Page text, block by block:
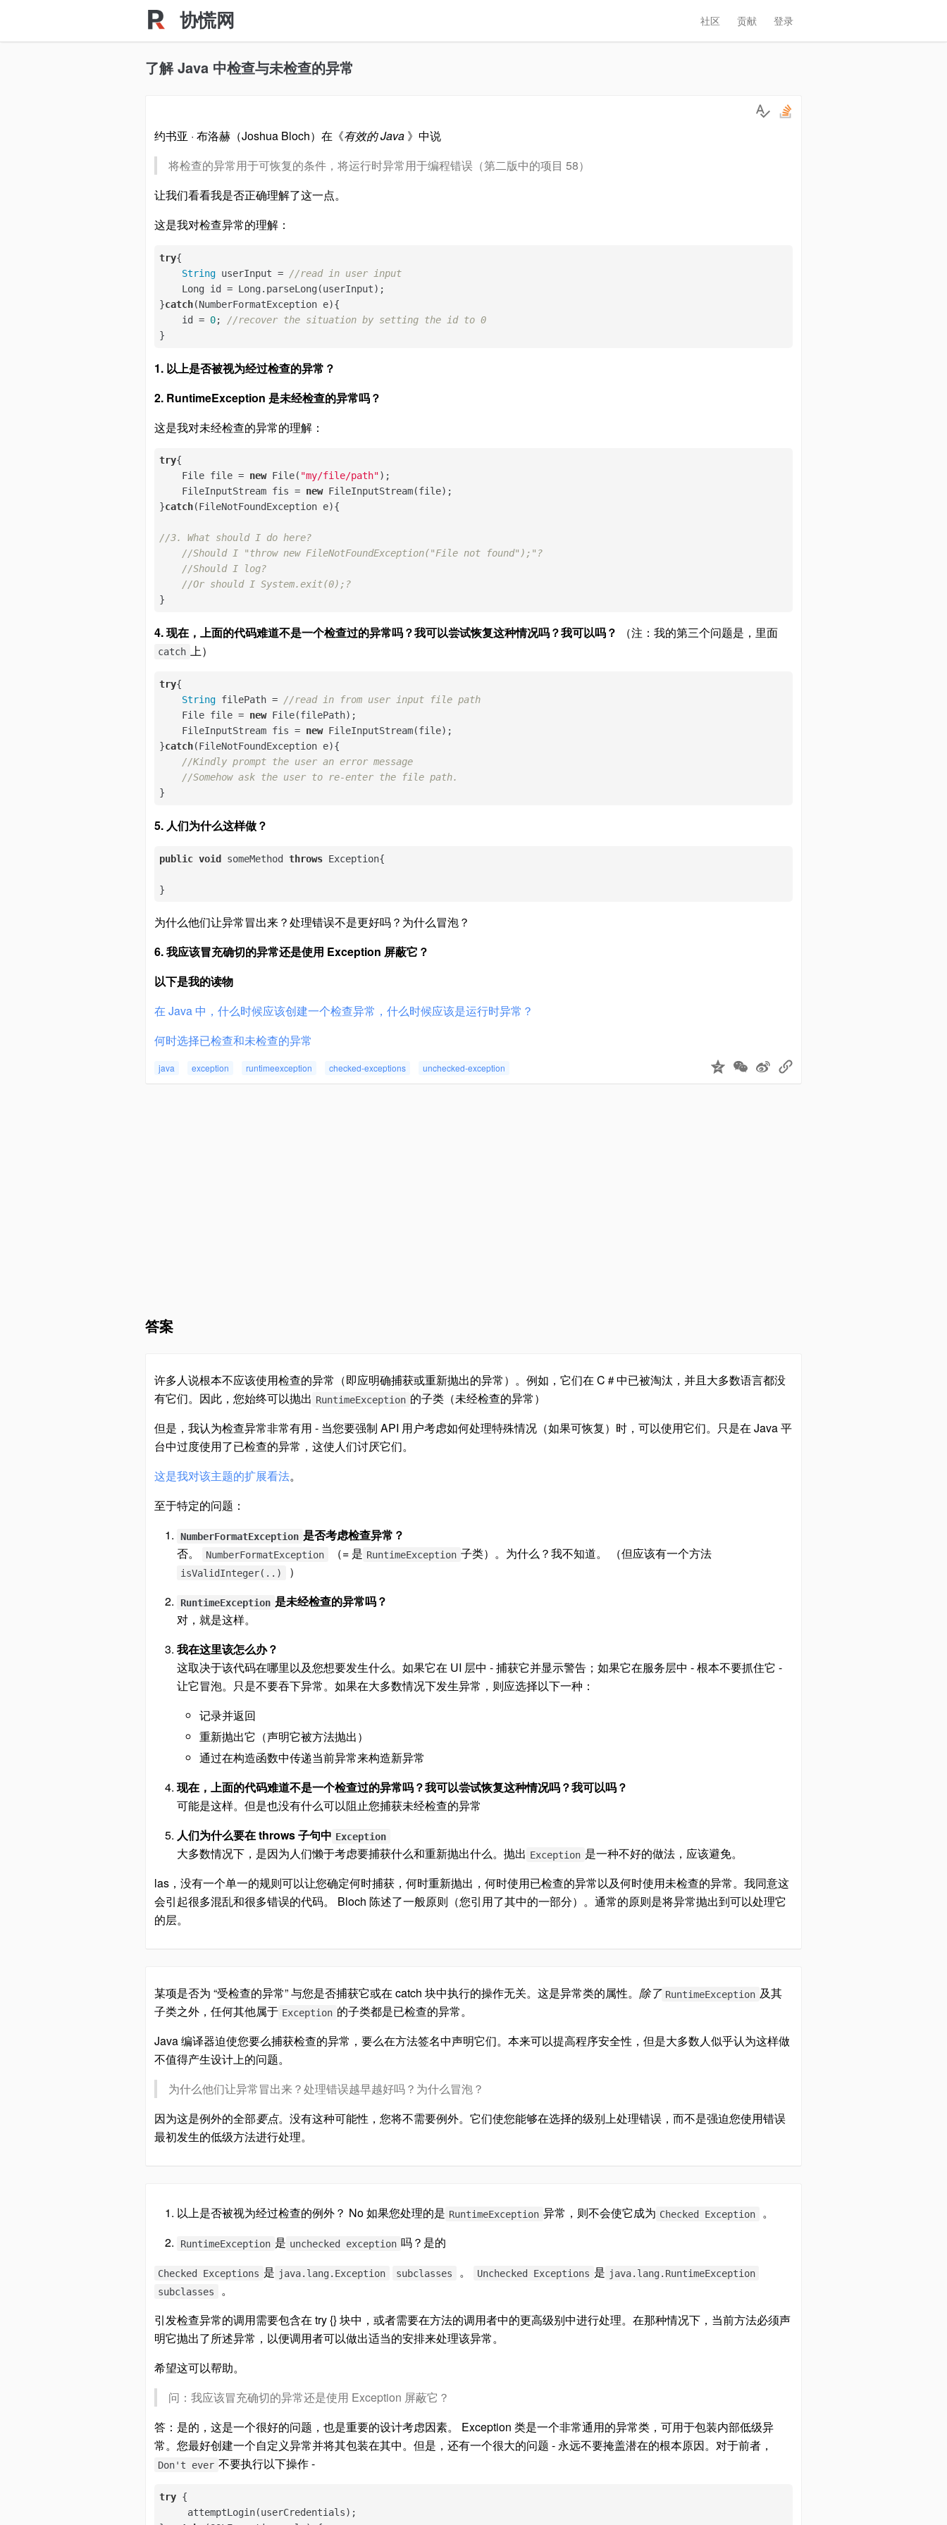
协慌网 登录
贡献
社区
了解 Java 中检查与未检查的异常
约书亚 · 布洛赫（Joshua Bloch）在《有效的 Java 》中说
将检查的异常用于可恢复的条件，将运行时异常用于编程错误（第二版中的项目 58）
让我们看看我是否正确理解了这一点。
这是我对检查异常的理解：
try{
String userInput =
//read in user input
    Long id = Long.parseLong(userInput);
}catch(NumberFormatException e){
    id =
0;
//recover the situation by setting the id to 0
}
1. 以上是否被视为经过检查的异常？
2. RuntimeException 是未经检查的异常吗？
这是我对未经检查的异常的理解：
try{
    File file =
new File( "my/file/path");
    FileInputStream fis =
new FileInputStream(file);
}catch(FileNotFoundException e){
//3. What should I do here?
//Should I "throw new FileNotFoundException("File not found");"?
//Should I log?
//Or should I System.exit(0);?
}
4. 现在，上面的代码难道不是一个检查过的异常吗？我可以尝试恢复这种情况吗？我可以吗？ （注：我的第三个问题是，里面
catch 上）
try{
String filePath =
//read in from user input file path
    File file =
new File(filePath);
    FileInputStream fis =
new FileInputStream(file);
}catch(FileNotFoundException e){
//Kindly prompt the user an error message
//Somehow ask the user to re-enter the file path.
}
5. 人们为什么这样做？
public void someMethod throws Exception{
}
为什么他们让异常冒出来？处理错误不是更好吗？为什么冒泡？
6. 我应该冒充确切的异常还是使用 Exception 屏蔽它？
以下是我的读物
在 Java 中，什么时候应该创建一个检查异常，什么时候应该是运行时异常？
何时选择已检查和未检查的异常
java exception runtimeexception checked-exceptions unchecked-exception
答案
许多人说根本不应该使用检查的异常（即应明确捕获或重新抛出的异常）。例如，它们在 C＃中已被淘汰，并且大多数语言都没
有它们。因此，您始终可以抛出 RuntimeException 的子类（未经检查的异常）
但是，我认为检查异常非常有用 - 当您要强制 API 用户考虑如何处理特殊情况（如果可恢复）时，可以使用它们。只是在 Java 平
台中过度使用了已检查的异常，这使人们讨厌它们。
这是我对该主题的扩展看法。
至于特定的问题：
NumberFormatException 是否考虑检查异常？
否。
NumberFormatException （= 是 RuntimeException 子类）。为什么？我不知道。 （但应该有一个方法
isValidInteger(..) ）
RuntimeException 是未经检查的异常吗？
对，就是这样。
我在这里该怎么办？
这取决于该代码在哪里以及您想要发生什么。如果它在 UI 层中 - 捕获它并显示警告；如果它在服务层中 - 根本不要抓住它 -
让它冒泡。只是不要吞下异常。如果在大多数情况下发生异常，则应选择以下一种：
记录并返回
重新抛出它（声明它被方法抛出）
通过在构造函数中传递当前异常来构造新异常
现在，上面的代码难道不是一个检查过的异常吗？我可以尝试恢复这种情况吗？我可以吗？
可能是这样。但是也没有什么可以阻止您捕获未经检查的异常
人们为什么要在 throws 子句中 Exception
大多数情况下，是因为人们懒于考虑要捕获什么和重新抛出什么。抛出 Exception 是一种不好的做法，应该避免。
las，没有一个单一的规则可以让您确定何时捕获，何时重新抛出，何时使用已检查的异常以及何时使用未检查的异常。我同意这
会引起很多混乱和很多错误的代码。 Bloch 陈述了一般原则（您引用了其中的一部分）。通常的原则是将异常抛出到可以处理它
的层。
某项是否为 “受检查的异常” 与您是否捕获它或在 catch 块中执行的操作无关。这是异常类的属性。 除了 RuntimeException 及其
子类之外，任何其他属于 Exception 的子类都是已检查的异常。
Java 编译器迫使您要么捕获检查的异常，要么在方法签名中声明它们。本来可以提高程序安全性，但是大多数人似乎认为这样做
不值得产生设计上的问题。
为什么他们让异常冒出来？处理错误越早越好吗？为什么冒泡？
因为这是例外的全部要点。没有这种可能性，您将不需要例外。它们使您能够在选择的级别上处理错误，而不是强迫您使用错误
最初发生的低级方法进行处理。
以上是否被视为经过检查的例外？ No 如果您处理的是 RuntimeException 异常，则不会使它成为 Checked Exception 。
RuntimeException 是 unchecked exception 吗？是的
Checked Exceptions 是 java.lang.Exception subclasses 。 Unchecked Exceptions 是 java.lang.RuntimeException
subclasses
。
引发检查异常的调用需要包含在 try {} 块中，或者需要在方法的调用者中的更高级别中进行处理。在那种情况下，当前方法必须声
明它抛出了所述异常，以便调用者可以做出适当的安排来处理该异常。
希望这可以帮助。
问：我应该冒充确切的异常还是使用 Exception 屏蔽它？
答：是的，这是一个很好的问题，也是重要的设计考虑因素。 Exception 类是一个非常通用的异常类，可用于包装内部低级异
常。您最好创建一个自定义异常并将其包装在其中。但是，还有一个很大的问题 - 永远不要掩盖潜在的根本原因。对于前者，
Don't ever 不要执行以下操作 -
try {
     attemptLogin(userCredentials);